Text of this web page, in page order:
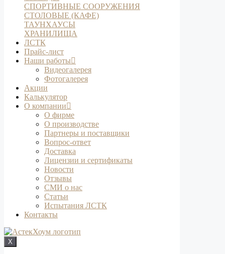
СПОРТИВНЫЕ СООРУЖЕНИЯ
СТОЛОВЫЕ (КАФЕ)
ТАУНХАУСЫ
ХРАНИЛИЩА
ЛСТК
Прайс-лист
Наши работы
Видеогалерея
Фотогалерея
Акции
Калькулятор
О компании
О фирме
О производстве
Партнеры и поставщики
Вопрос-ответ
Доставка
Лицензии и сертификаты
Новости
Отзывы
СМИ о нас
Статьи
Испытания ЛСТК
Контакты
X